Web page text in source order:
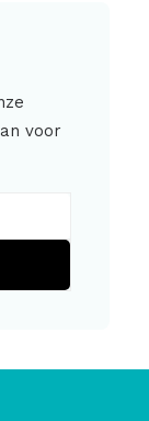
voor